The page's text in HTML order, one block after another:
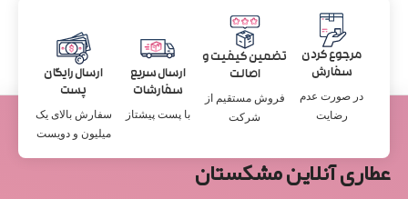
مرجوع کردن
سفارش
در صورت عدم
رضایت
تضمین کیفیت و
اصالت
فروش مستقیم از
شرکت
ارسال سریع
سفارشات
با پست پیشتاز
ارسال رایگان
پست
سفارش بالای یک
میلیون و دویست
عطاری آنلاین مشکستان